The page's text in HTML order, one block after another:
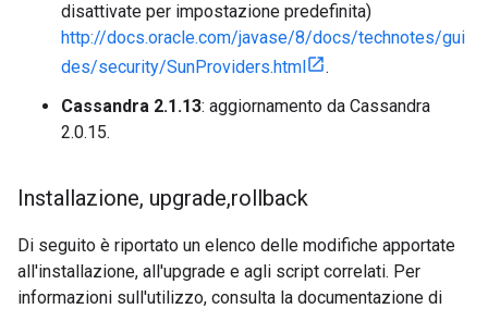
disattivate per impostazione predefinita)
http://docs.oracle.com/javase/8/docs/technotes/gui
des/security/SunProviders.html
.
Cassandra 2.1.13: aggiornamento da Cassandra
2.0.15.
Installazione, upgrade,rollback
Di seguito è riportato un elenco delle modifiche apportate
all'installazione, all'upgrade e agli script correlati. Per
informazioni sull'utilizzo, consulta la documentazione di